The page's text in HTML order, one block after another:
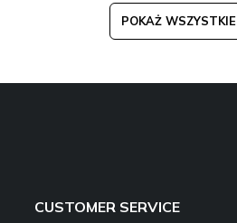
POKAŻ WSZYSTKIE
CUSTOMER SERVICE